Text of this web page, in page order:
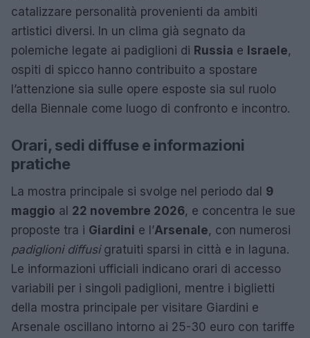
catalizzare personalità provenienti da ambiti
artistici diversi. In un clima già segnato da
polemiche legate ai padiglioni di Russia e Israele,
ospiti di spicco hanno contribuito a spostare
l’attenzione sia sulle opere esposte sia sul ruolo
della Biennale come luogo di confronto e incontro.
Orari, sedi diffuse e informazioni
pratiche
La mostra principale si svolge nel periodo dal 9
maggio al 22 novembre 2026, e concentra le sue
proposte tra i Giardini e l’Arsenale, con numerosi
padiglioni diffusigratuiti sparsi in città e in laguna.
Le informazioni ufficiali indicano orari di accesso
variabili per i singoli padiglioni, mentre i biglietti
della mostra principale per visitare Giardini e
Arsenale oscillano intorno ai 25-30 euro con tariffe